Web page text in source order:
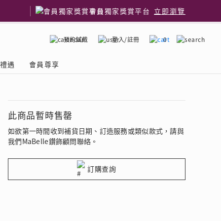
會員獨家獎賞平台 立即瀏覽
預約試戴 登入/註冊 0
了解鑽石4C
石品牌
遇 會員尊享
此商品暫時售罄
如欲第一時間收到補貨日期、訂造服務或類似款式，請與
我們MaBelle鑽飾顧問聯絡。
訂購查詢